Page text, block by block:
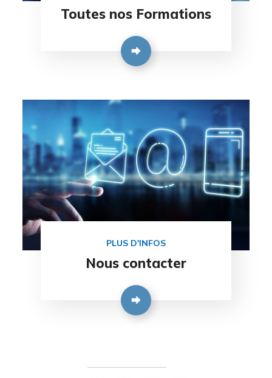
Toutes nos Formations
PLUS D'INFOS
Nous contacter